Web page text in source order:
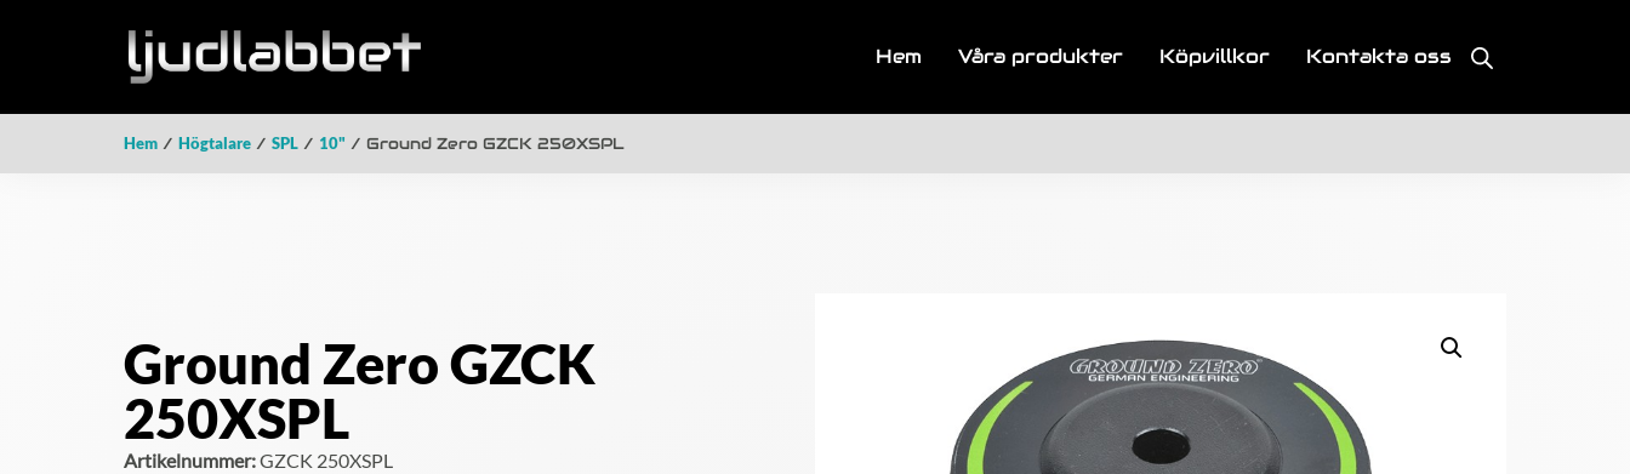
Hem Våra produkter Köpvillkor Kontakta oss
Hem / Högtalare / SPL / 10" / Ground Zero GZCK 250XSPL
Ground Zero GZCK
250XSPL
Artikelnummer:GZCK 250XSPL